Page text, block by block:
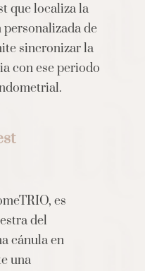
que localiza la
de
sincronizar la
con ese periodo
es
del
cánula en
una